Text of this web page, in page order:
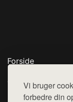
Vi bruger
forbedre din
Forside
Top Rabatter
Blog